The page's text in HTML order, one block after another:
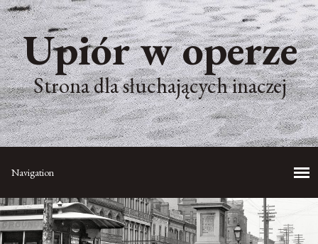
Upiór w operze
Strona dla słuchających inaczej